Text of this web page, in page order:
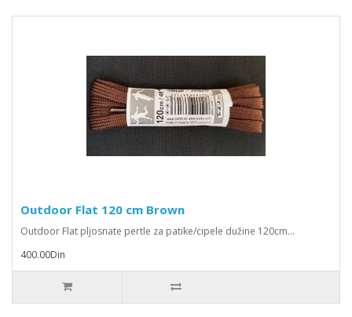
Outdoor Flat 120 cm Brown
Outdoor Flat pljosnate pertle za patike/cipele dužine 120cm...
400.00Din